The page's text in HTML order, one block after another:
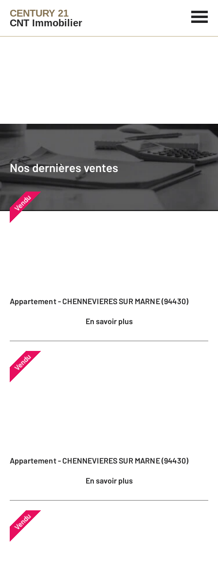
CENTURY 21
CNT Immobilier
Nos dernières ventes
Nos dernières ventes
Nos derniers biens vendus près de
chez vous
Vendu
Appartement - CHENNEVIERES SUR MARNE (94430)
En savoir plus
Vendu
Appartement - CHENNEVIERES SUR MARNE (94430)
En savoir plus
Vendu